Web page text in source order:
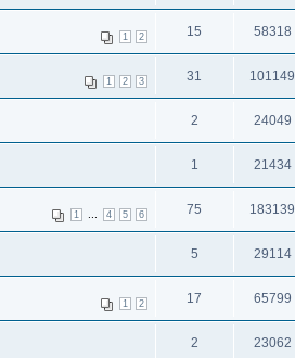
1 2 15 58318
1 2 3 31 101149
2 24049
1 21434
1 4 5 6 75 183139
5 29114
1 2 17 65799
2 23062